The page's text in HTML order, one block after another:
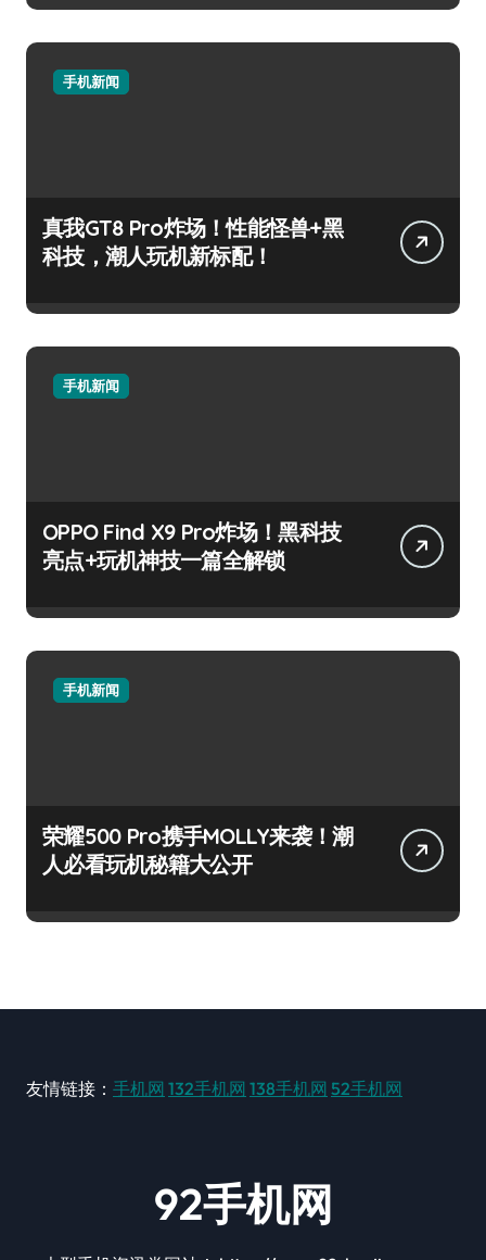
手机新闻
真我GT8 Pro炸场！性能怪兽+黑
科技，潮人玩机新标配！
手机新闻
OPPO Find X9 Pro炸场！黑科技
亮点+玩机神技一篇全解锁
手机新闻
荣耀500 Pro携手MOLLY来袭！潮
人必看玩机秘籍大公开
友情链接： 手机网 132手机网 138手机网 52手机网
92手机网